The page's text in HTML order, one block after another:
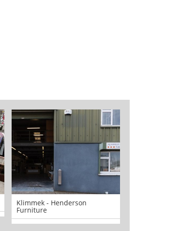
Klimmek - Henderson
Furniture